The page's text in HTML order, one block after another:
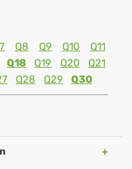
Q8 Q9 Q10
Q11
Q18 Q19 Q20
Q21
Q28 Q29 Q30